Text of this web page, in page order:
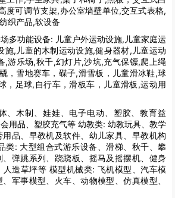
度可调节支架,办公室墙壁单位,交互式表格,
织产品,软设备
多功能设备: 儿童户外运动设施,儿童家庭运
施,儿童的木制运动设施,健身器材,儿童运动
,游乐场,秋千,幻灯片,沙坑,充气保镖,爬上绳
，雪地赛车，碟子,滑雪板，儿童滑冰鞋,球
，足球,自行车，滑板车，儿童滑板,运动用
、木制、娃娃、电子电动、塑胶、教育益
用品、塑胶充气等 幼教类: 幼教玩具、教学
用品、早教机及软件、幼儿家具、早教机构
类: 大型组合式游乐设备、滑梯、秋千、攀
弹跳系列、跷跷板、摇马及摇摆机、健身
造草坪等 模型机械类: 飞机模型、汽车模
军事模型、火车、动物模型、仿真模型、